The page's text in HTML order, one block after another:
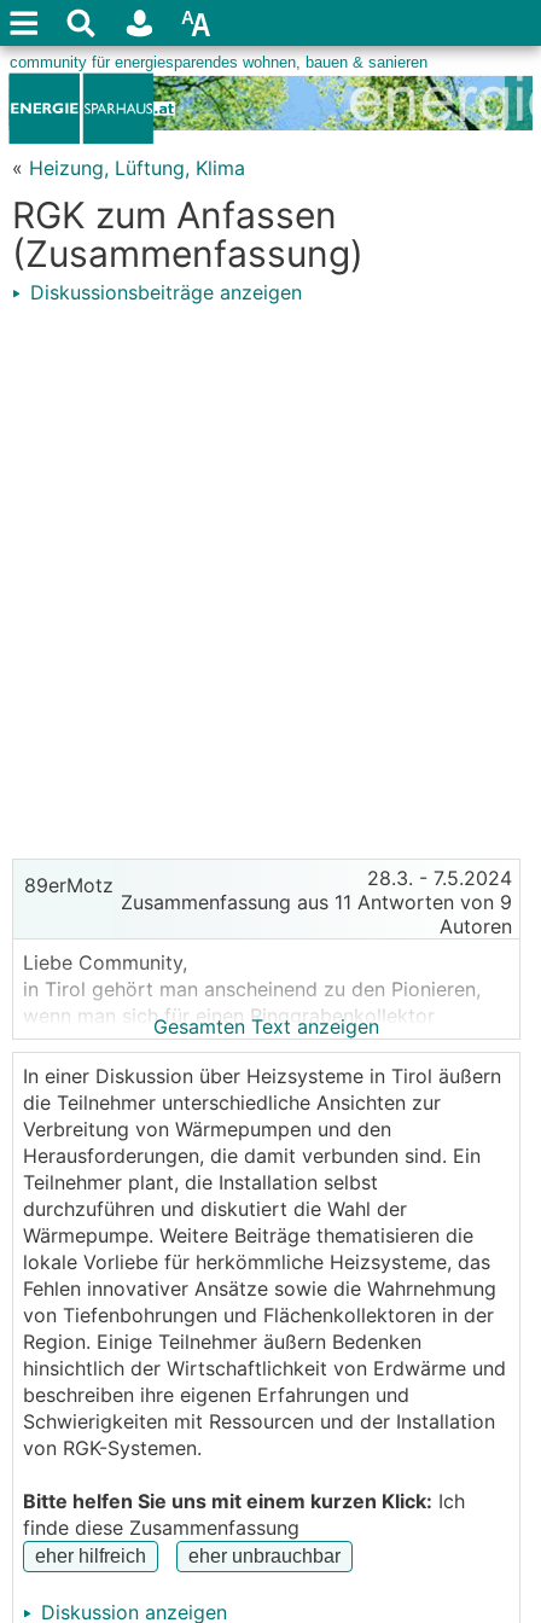
« Heizung, Lüftung, Klima
RGK zum Anfassen
(Zusammenfassung)
Diskussionsbeiträge anzeigen
89erMotz 28.3. - 7.5.2024
Zusammenfassung aus 11 Antworten von 9
Autoren
Liebe Community,
in Tirol gehört man anscheinend zu den Pionieren,
wenn man sich für einen Ringgrabenkollektor
entscheidet. Die meisten der angefragten
Installateure haben mir abgeraten bzw. eine
Luftwärmepumpe empfohlen. Aber das Problem ist
hier ja ausreichend bekannt.
Damit sich das vlt in Zukunft etwas ändert, möchte
ich hier die Möglichkeit bieten, die ich etwas
vermisst habe.
In ca. 2 Wochen werde ich meinenRGKeinbuddeln
und jeder der sich das gerne mal live ansehen
möchte, ist herzlich eingeladen.
Kurz zu den technischen Eckpunkten:
RGK 2 Kreise á 300m DA32,
liefert ca. 8,2kW
Aushubvolumen: ca. 350m³
Grabenlänge: ca. 90m
Bei Interesse einfach eine PN mit eurer Nummer
direkt an mich dann können wir was ausmachen.
schöne Grüße
M
Gesamten Text anzeigen
In einer Diskussion über Heizsysteme in Tirol äußern
die Teilnehmer unterschiedliche Ansichten zur
Verbreitung von Wärmepumpen und den
Herausforderungen, die damit verbunden sind. Ein
Teilnehmer plant, die Installation selbst
durchzuführen und diskutiert die Wahl der
Wärmepumpe. Weitere Beiträge thematisieren die
lokale Vorliebe für herkömmliche Heizsysteme, das
Fehlen innovativer Ansätze sowie die Wahrnehmung
von Tiefenbohrungen und Flächenkollektoren in der
Region. Einige Teilnehmer äußern Bedenken
hinsichtlich der Wirtschaftlichkeit von Erdwärme und
beschreiben ihre eigenen Erfahrungen und
Schwierigkeiten mit Ressourcen und der Installation
von RGK-Systemen.
Bitte helfen Sie uns mit einem kurzen Klick: Ich
finde diese Zusammenfassung
Diskussion anzeigen